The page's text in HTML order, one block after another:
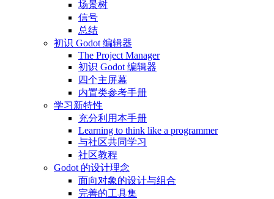
场景树
信号
总结
初识 Godot 编辑器
The Project Manager
初识 Godot 编辑器
四个主屏幕
内置类参考手册
学习新特性
充分利用本手册
Learning to think like a programmer
与社区共同学习
社区教程
Godot 的设计理念
面向对象的设计与组合
完善的工具集